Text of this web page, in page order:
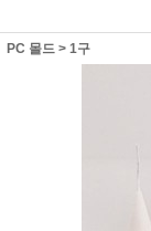
PC 몰드 > 1구